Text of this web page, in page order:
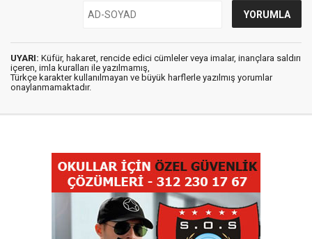
UYARI: Küfür, hakaret, rencide edici cümleler veya imalar, inançlara saldırı
içeren, imla kuralları ile yazılmamış,
Türkçe karakter kullanılmayan ve büyük harflerle yazılmış yorumlar
onaylanmamaktadır.